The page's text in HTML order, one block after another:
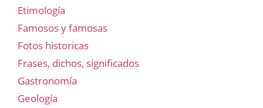
Etimología
Famosos y famosas
Fotos historicas
Frases, dichos, significados
Gastronomía
Geología